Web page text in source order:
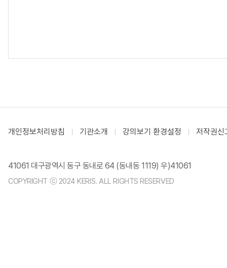
개인정보처리방침 기관소개 강의보기 환경설정 저작권신
41061 대구광역시 동구 동내로 64 (동내동 1119) 우)41061
COPYRIGHT ⓒ 2024 KERIS. ALL RIGHTS RESERVED